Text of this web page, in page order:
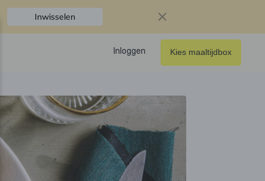
Inwisselen
Inloggen Kies maaltijdbox